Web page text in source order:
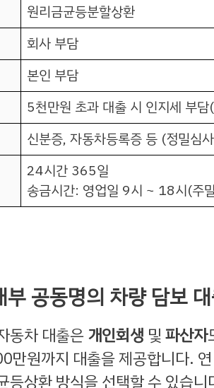
원리금균등분할상환
회사 부담
본인 부담
5천만원 초과 대출 시 인지세 부
신분증, 자동차등록증 등 (정밀심
24시간 365일
송금시간: 영업일 9시 ~ 18시(주
공동명의 차량 담보
동차 대출은개인회생 및파산자
만원까지 대출을 제공합니다.
등상환 방식을 선택할 수 있습니